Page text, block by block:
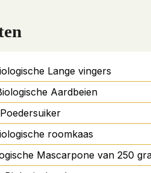
Lange vingers
Aardbeien
Poedersuiker
roomkaas
Mascarpone van 250